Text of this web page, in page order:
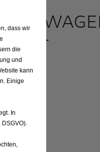
dass wir
die
und
kann
Einige
In